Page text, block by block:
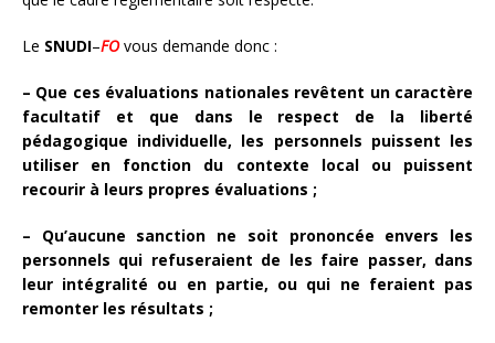
Le SNUDI–FOvous demande donc :
– Que ces évaluations nationales revêtent un caractère
facultatif et que dans le respect de la liberté
pédagogique individuelle, les personnels puissent les
utiliser en fonction du contexte local ou puissent
recourir à leurs propres évaluations ;
– Qu’aucune sanction ne soit prononcée envers les
personnels qui refuseraient de les faire passer, dans
leur intégralité ou en partie, ou qui ne feraient pas
remonter les résultats ;